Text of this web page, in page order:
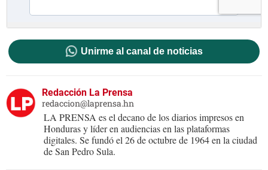
Unirme al canal de noticias
Redacción La Prensa
redaccion@laprensa.hn
LA PRENSA es el decano de los diarios impresos en
Honduras y líder en audiencias en las plataformas
digitales. Se fundó el 26 de octubre de 1964 en la ciudad
de San Pedro Sula.